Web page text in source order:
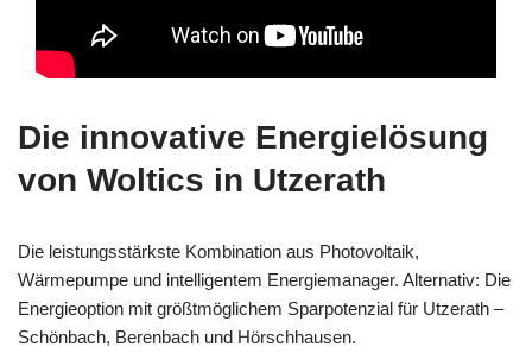
Die innovative Energielösung
von Woltics in Utzerath
Die leistungsstärkste Kombination aus Photovoltaik,
Wärmepumpe und intelligentem Energiemanager. Alternativ: Die
Energieoption mit größtmöglichem Sparpotenzial für Utzerath –
Schönbach, Berenbach und Hörschhausen.